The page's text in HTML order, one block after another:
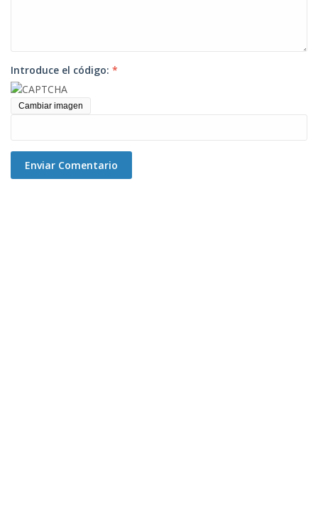
Introduce el código: *
Cambiar imagen
Enviar Comentario